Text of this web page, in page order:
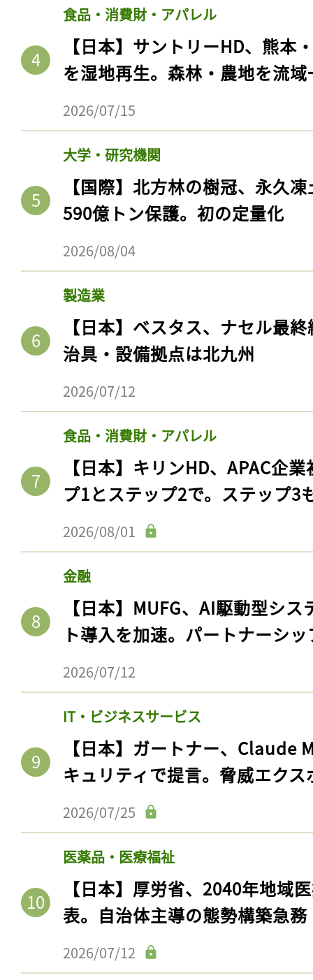
食品・消費財・アパレル
【日本】サントリーHD、熊本
を湿地再生。森林・農地を流
2026/07/15
大学・研究機関
【国際】北方林の樹冠、永久
590億トン保護。初の定量化
2026/08/04
製造業
【日本】ベスタス、ナセル最
治具・設備拠点は北九州
2026/07/12
食品・消費財・アパレル
【日本】キリンHD、APAC企
プ1とステップ2で。ステップ3
2026/08/01
金融
【日本】MUFG、AI駆動型シ
ト導入を加速。パートナーシ
2026/07/12
IT・ビジネスサービス
【日本】ガートナー、Claude
キュリティで提言。脅威エク
2026/07/25
医薬品・医療福祉
【日本】厚労省、2040年地域
表。自治体主導の態勢構築急務
2026/07/12
記事をお気に入りに
ログインが必